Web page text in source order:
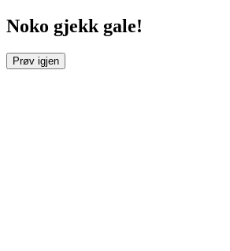
Noko gjekk gale!
Prøv igjen